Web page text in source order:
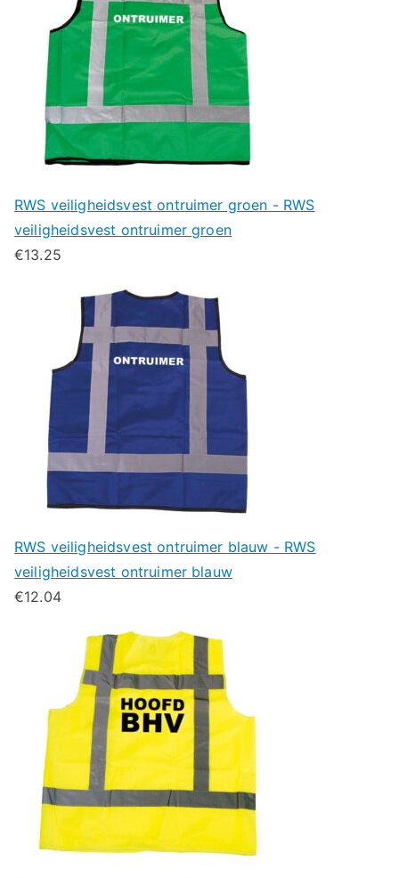
RWS veiligheidsvest ontruimer groen - RWS
veiligheidsvest ontruimer groen
€13.25
RWS veiligheidsvest ontruimer blauw - RWS
veiligheidsvest ontruimer blauw
€12.04